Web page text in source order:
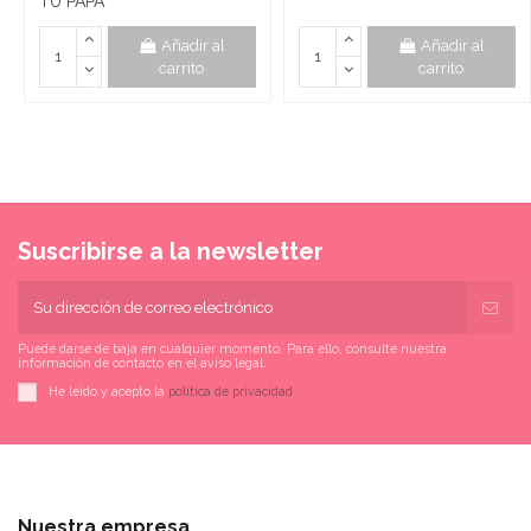
Añadir al
carrito
Añadir al
carrito
Suscribirse a la newsletter
Puede darse de baja en cualquier momento. Para ello, consulte nuestra
información de contacto en el aviso legal.
He leído y acepto la política de privacidad